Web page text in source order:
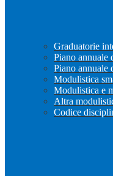
Graduatorie
Piano annuale
Piano annuale
Modulistica
Modulistica e
Altra
Codice